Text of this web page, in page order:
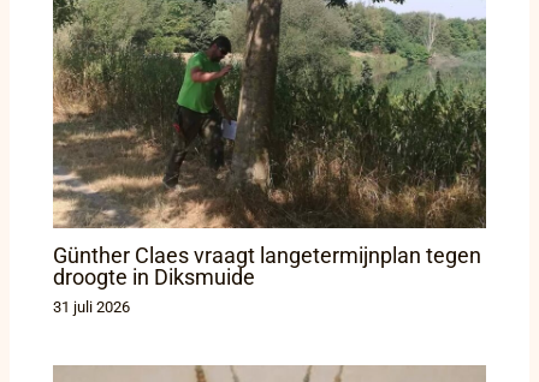
Günther Claes vraagt langetermijnplan tegen
droogte in Diksmuide
31 juli 2026